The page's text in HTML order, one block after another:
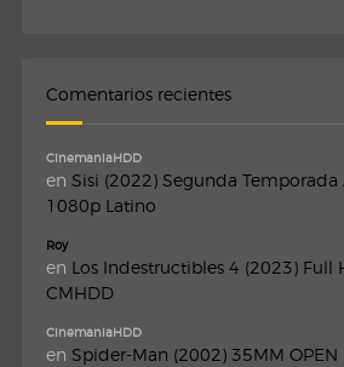
Comentarios recientes
CinemaniaHDD
en Sisi (2022) Segunda Temporada
1080p Latino
Roy
en Los Indestructibles 4 (2023) Full
CMHDD
CinemaniaHDD
en Spider-Man (2002) 35MM OPEN